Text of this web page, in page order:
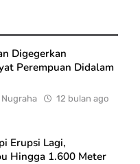
Digegerkan
Perempuan Didalam
Nugraha 12 bulan ago
Erupsi Lagi,
Hingga 1.600 Meter